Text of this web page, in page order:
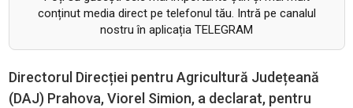
conținut media direct pe telefonul tău. Intră pe canalul
nostru în aplicația TELEGRAM
Directorul Direcției pentru Agricultură Județeană
(DAJ) Prahova, Viorel Simion, a declarat, pentru